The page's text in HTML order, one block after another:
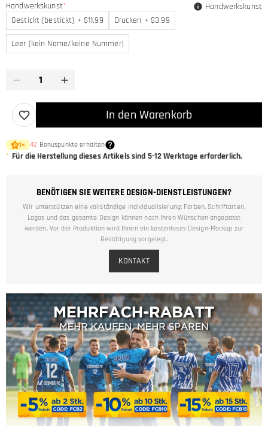
Handwerkskunst*
Gestickt (bestickt) + $11.99
Drucken + $3.99
Leer (kein Name/keine Nummer)
Handwerkskunst
In den Warenkorb
1× 42 Bonuspunkte erhalten
* Für die Herstellung dieses Artikels sind 5-12Werktage erforderlich.
BENÖTIGEN SIE WEITERE DESIGN-DIENSTLEISTUNGEN?
Wir unterstützen eine vollständige Individualisierung: Farben, Schriftarten,
Logos und das gesamte Design können nach Ihren Wünschen angepasst
werden. Vor der Produktion wird Ihnen ein kostenloses Design-Mockup zur
Bestätigung vorgelegt.
KONTAKT